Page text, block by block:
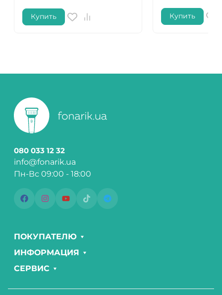
Купить Купить
080 033 12 32
info@fonarik.ua
Пн-Вс 09:00 - 18:00
ПОКУПАТЕЛЮ
ИНФОРМАЦИЯ
СЕРВИС